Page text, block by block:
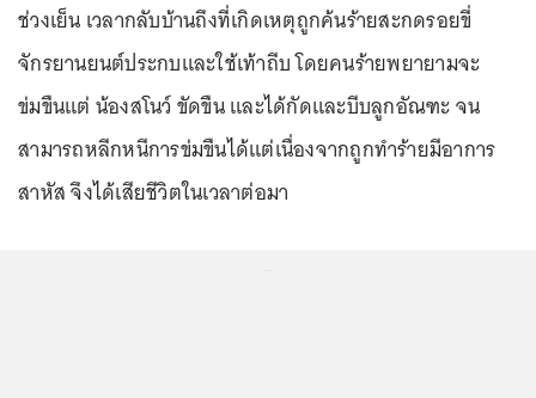
ช่วงเย็น เวลากลับบ้านถึงที่เกิดเหตุถูกค้นร้ายสะกดรอยขี่
จักรยานยนต์ประกบและใช้เท้าถีบ โดยคนร้ายพยายามจะ
ข่มขืนแต่ น้องสโนว์ ขัดขืน และได้กัดและบีบลูกอัณฑะ จน
สามารถหลีกหนีการข่มขืนได้แต่เนื่องจากถูกทำร้ายมีอาการ
สาหัส จึงได้เสียชีวิตในเวลาต่อมา